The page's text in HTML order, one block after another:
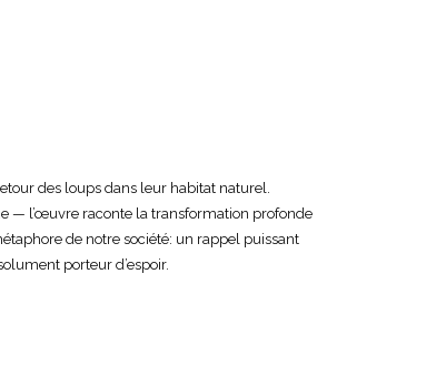
des loups dans leur habitat naturel.
— l’œuvre raconte la transformation profonde
de notre société: un rappel puissant
porteur d’espoir.